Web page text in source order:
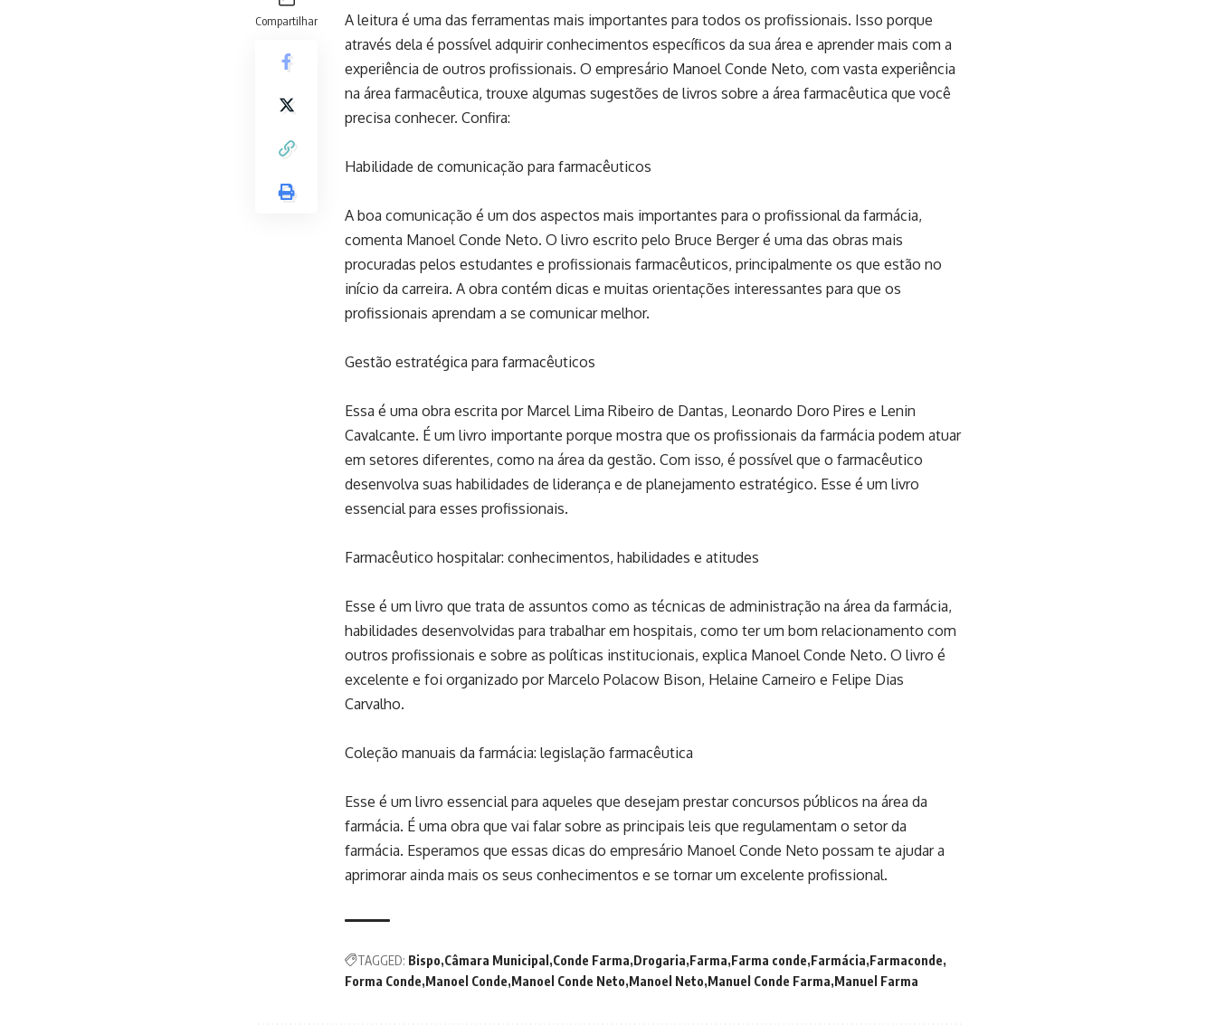
Compartilhar
A leitura é uma das ferramentas mais importantes para todos os profissionais. Isso porque
através dela é possível adquirir conhecimentos específicos da sua área e aprender mais com a
experiência de outros profissionais. O empresário Manoel Conde Neto, com vasta experiência
na área farmacêutica, trouxe algumas sugestões de livros sobre a área farmacêutica que você
precisa conhecer. Confira:
Habilidade de comunicação para farmacêuticos
A boa comunicação é um dos aspectos mais importantes para o profissional da farmácia,
comenta Manoel Conde Neto. O livro escrito pelo Bruce Berger é uma das obras mais
procuradas pelos estudantes e profissionais farmacêuticos, principalmente os que estão no
início da carreira. A obra contém dicas e muitas orientações interessantes para que os
profissionais aprendam a se comunicar melhor.
Gestão estratégica para farmacêuticos
Essa é uma obra escrita por Marcel Lima Ribeiro de Dantas, Leonardo Doro Pires e Lenin
Cavalcante. É um livro importante porque mostra que os profissionais da farmácia podem atuar
em setores diferentes, como na área da gestão. Com isso, é possível que o farmacêutico
desenvolva suas habilidades de liderança e de planejamento estratégico. Esse é um livro
essencial para esses profissionais.
Farmacêutico hospitalar: conhecimentos, habilidades e atitudes
Esse é um livro que trata de assuntos como as técnicas de administração na área da farmácia,
habilidades desenvolvidas para trabalhar em hospitais, como ter um bom relacionamento com
outros profissionais e sobre as políticas institucionais, explica Manoel Conde Neto. O livro é
excelente e foi organizado por Marcelo Polacow Bison, Helaine Carneiro e Felipe Dias
Carvalho.
Coleção manuais da farmácia: legislação farmacêutica
Esse é um livro essencial para aqueles que desejam prestar concursos públicos na área da
farmácia. É uma obra que vai falar sobre as principais leis que regulamentam o setor da
farmácia. Esperamos que essas dicas do empresário Manoel Conde Neto possam te ajudar a
aprimorar ainda mais os seus conhecimentos e se tornar um excelente profissional.
TAGGED: Bispo Câmara Municipal Conde Farma Drogaria Farma Farma conde Farmácia Farmaconde
Forma Conde Manoel Conde Manoel Conde Neto Manoel Neto Manuel Conde Farma Manuel Farma